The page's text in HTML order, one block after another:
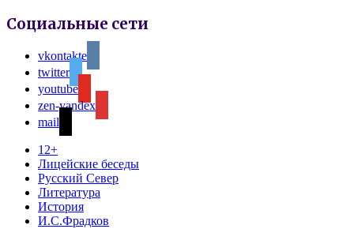
Социальные сети
vkontakte
twitter
youtube
zen-yandex
mail
12+
Лицейские беседы
Русский Север
Литература
История
И.С.Фрадков